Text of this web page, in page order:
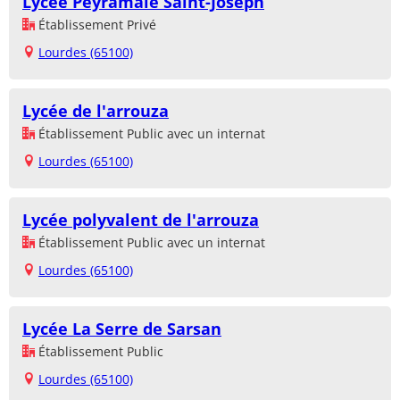
Établissement Privé
Lourdes (65100)
Lycée de l'arrouza
Établissement Public avec un internat
Lourdes (65100)
Lycée polyvalent de l'arrouza
Établissement Public avec un internat
Lourdes (65100)
Lycée La Serre de Sarsan
Établissement Public
Lourdes (65100)